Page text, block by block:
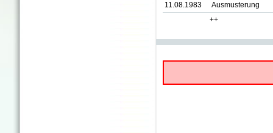
11.08.1983
Ausmusterung
++